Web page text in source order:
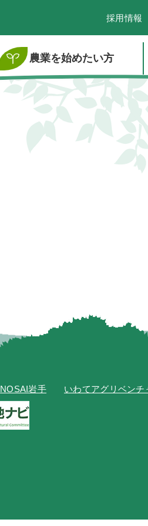
採用情報
農業を始めたい方
NOSAI岩手 いわてアグリベンチ